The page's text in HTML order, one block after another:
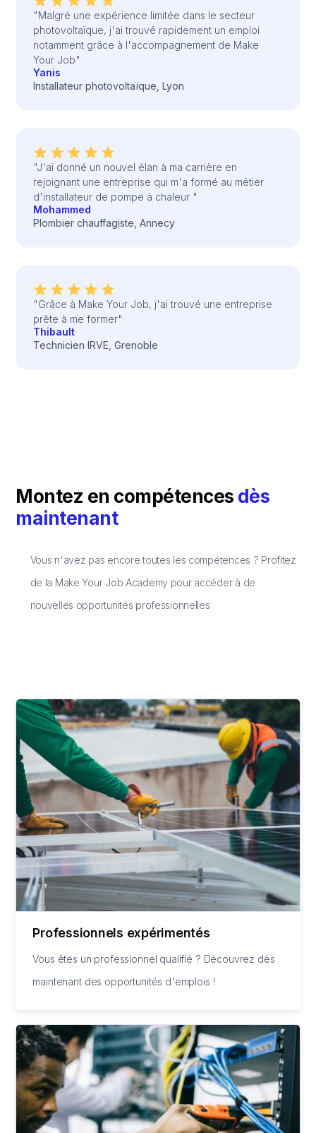
"Malgré une expérience limitée dans le secteur
photovoltaïque, j'ai trouvé rapidement un emploi
notamment grâce à l'accompagnement de Make
Your Job"
Yanis
Installateur photovoltaïque, Lyon
"J'ai donné un nouvel élan à ma carrière en
rejoignant une entreprise qui m'a formé au métier
d'installateur de pompe à chaleur "
Mohammed
Plombier chauffagiste, Annecy
"Grâce à Make Your Job, j'ai trouvé une entreprise
prête à me former"
Thibault
Technicien IRVE, Grenoble
Montez en compétences dès
maintenant
Vous n'avez pas encore toutes les compétences ? Profitez
de la Make Your Job Academy pour accéder à de
nouvelles opportunités professionnelles
Professionnels expérimentés
Vous êtes un professionnel qualifié ? Découvrez dès
maintenant des opportunités d'emplois !